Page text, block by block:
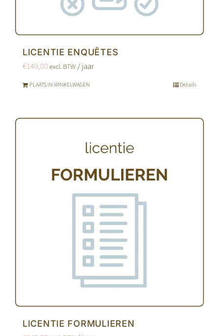
LICENTIE ENQUÊTES
€149,00excl. BTW/ jaar
PLAATS IN WINKELWAGEN Details
LICENTIE FORMULIEREN